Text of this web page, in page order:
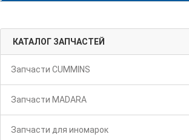
КАТАЛОГ ЗАПЧАСТЕЙ
Запчасти CUMMINS
Запчасти MADARA
Запчасти для иномарок